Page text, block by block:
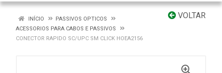
VOLTAR
INÍCIO
PASSIVOS OPTICOS
ACESSORIOS PARA CABOS E PASSIVOS
CONECTOR RAPIDO SC/UPC SM CLICK HOEA2156